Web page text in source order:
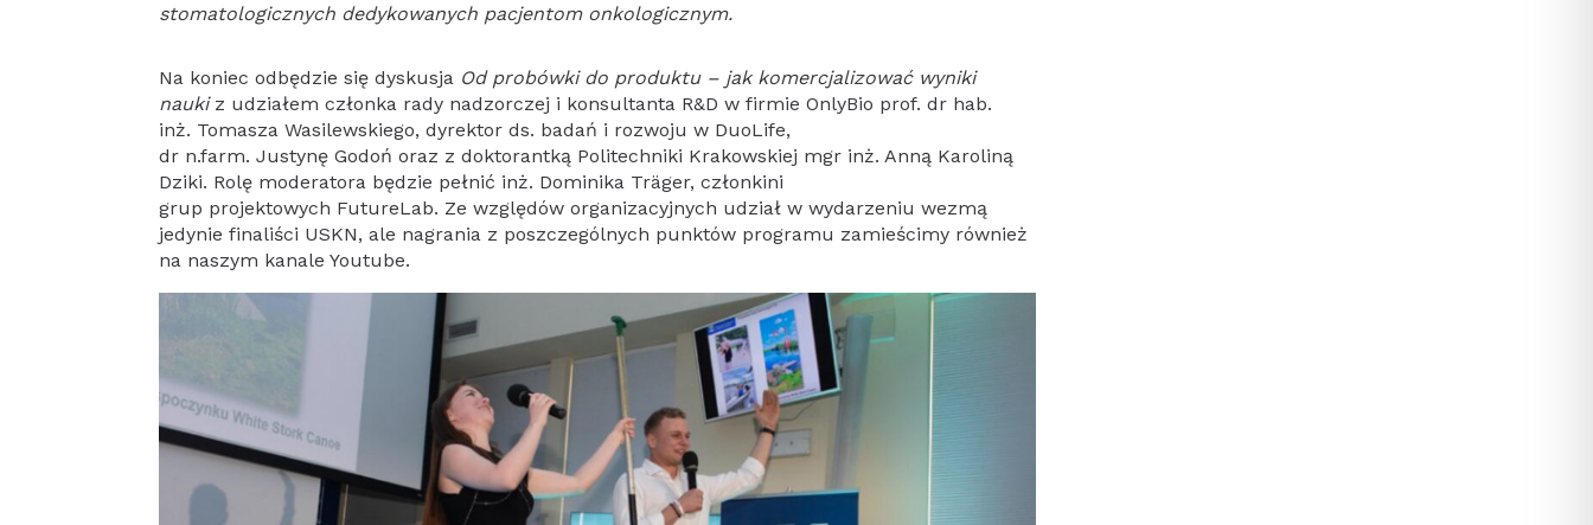
stomatologicznych dedykowanych pacjentom onkologicznym.
Na koniec odbędzie się dyskusja Od probówki do produktu – jak komercjalizować wyniki
naukiz udziałem członka rady nadzorczej i konsultanta R&D w firmie OnlyBio prof. dr hab.
inż. Tomasza Wasilewskiego, dyrektor ds. badań i rozwoju w DuoLife,
dr n.farm. Justynę Godoń oraz z doktorantką Politechniki Krakowskiej mgr inż. Anną Karoliną
Dziki. Rolę moderatora będzie pełnić inż. Dominika Träger, członkini
grup projektowych FutureLab. Ze względów organizacyjnych udział w wydarzeniu wezmą
jedynie finaliści USKN, ale nagrania z poszczególnych punktów programu zamieścimy również
na naszym kanale Youtube.